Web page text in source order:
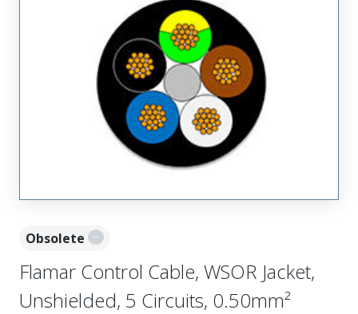
Obsolete
Flamar Control Cable, WSOR Jacket,
Unshielded, 5 Circuits, 0.50mm²